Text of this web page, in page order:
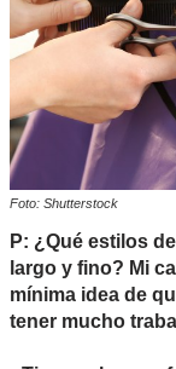
Foto: Shutterstock
P: ¿Qué estilos
largo y fino? Mi
mínima idea de
tener mucho